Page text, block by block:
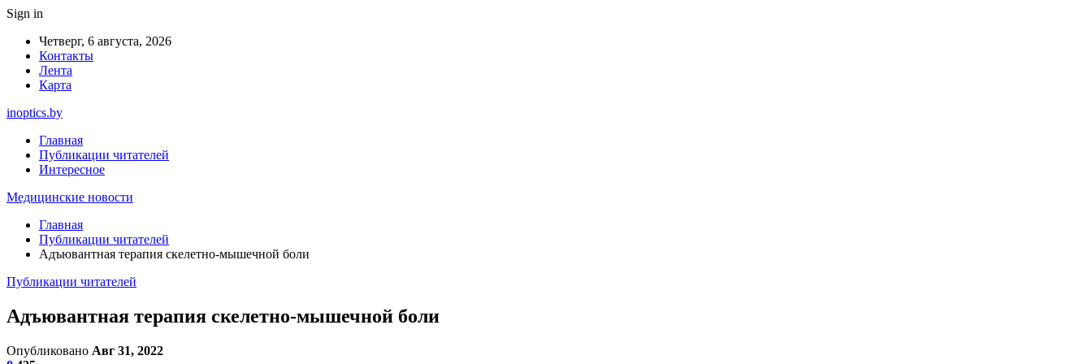
Sign in
Четверг, 6 августа, 2026
Контакты
Лента
Карта
inoptics.by
Главная
Публикации читателей
Интересное
Медицинские новости
Главная
Публикации читателей
Адъювантная терапия скелетно-мышечной боли
Публикации читателей
Адъювантная терапия скелетно-мышечной боли
Опубликовано Авг 31, 2022